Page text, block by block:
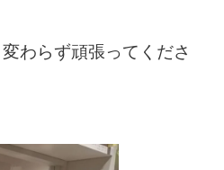
わらず頑張ってくださ